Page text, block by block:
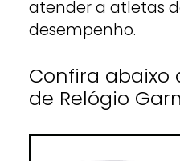
atender a atletas
desempenho.
Confira abaixo
de Relógio